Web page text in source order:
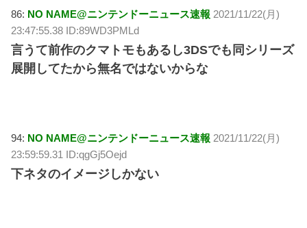
86: NO NAME@ニンテンドーニュース速報 2021/11/22(月)
23:47:55.38 ID:89WD3PMLd
言うて前作のクマトモもあるし3DSでも同シリーズ
展開してたから無名ではないからな
94: NO NAME@ニンテンドーニュース速報 2021/11/22(月)
23:59:59.31 ID:qgGj5Oejd
下ネタのイメージしかない